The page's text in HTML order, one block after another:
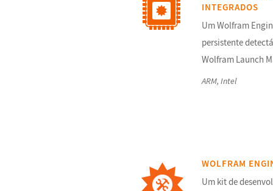
INTEGRADOS
Um Wolfram
persistente
Wolfram Launch
ARM, Intel
WOLFRAM
Um kit de